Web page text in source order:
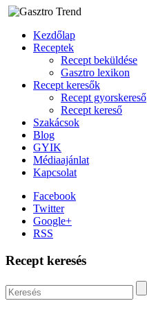
Kezdőlap
Receptek
Recept beküldése
Gasztro lexikon
Recept keresők
Recept gyorskereső
Recept kereső
Szakácsok
Blog
GYIK
Médiaajánlat
Kapcsolat
Facebook
Twitter
Google+
RSS
Recept keresés